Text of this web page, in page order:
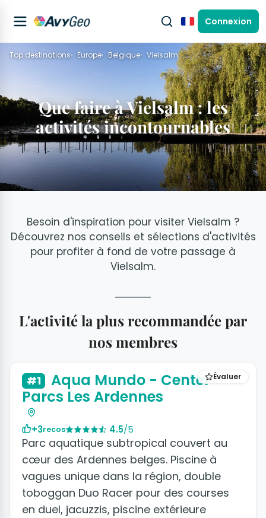
FrançaisConnexion
Top destinations Europe Belgique Vielsalm
Que faire à Vielsalm : les
activités incontournables
Besoin d'inspiration pour visiter Vielsalm ?
Découvrez nos conseils et sélections d'activités
pour profiter à fond de votre passage à
Vielsalm.
L'activité la plus recommandée par
nos membres
Évaluer
#1
Aqua Mundo - Center
Parcs Les Ardennes
+3recos 4.5/5
Parc aquatique subtropical couvert au
cœur des Ardennes belges. Piscine à
vagues unique dans la région, double
toboggan Duo Racer pour des courses
en duel, jacuzzis, piscine extérieure